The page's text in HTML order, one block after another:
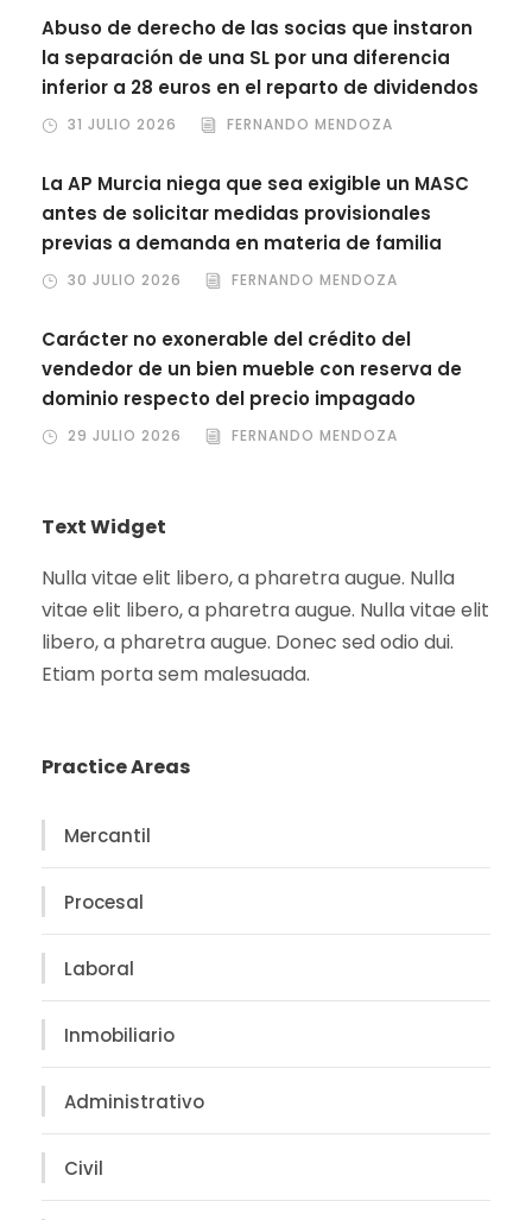
Abuso de derecho de las socias que instaron
la separación de una SL por una diferencia
inferior a 28 euros en el reparto de dividendos
31 JULIO 2026 FERNANDO MENDOZA
La AP Murcia niega que sea exigible un MASC
antes de solicitar medidas provisionales
previas a demanda en materia de familia
30 JULIO 2026 FERNANDO MENDOZA
Carácter no exonerable del crédito del
vendedor de un bien mueble con reserva de
dominio respecto del precio impagado
29 JULIO 2026 FERNANDO MENDOZA
Text Widget
Nulla vitae elit libero, a pharetra augue. Nulla
vitae elit libero, a pharetra augue. Nulla vitae elit
libero, a pharetra augue. Donec sed odio dui.
Etiam porta sem malesuada.
Practice Areas
Mercantil
Procesal
Laboral
Inmobiliario
Administrativo
Civil